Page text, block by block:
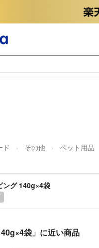
ド その他 ペット用品
ング 140g×4袋
袋」に近い商品